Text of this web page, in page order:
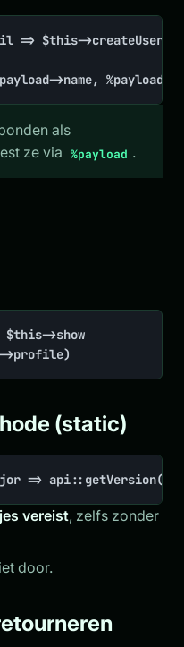
=> $this->createUser
>name, %payload-
als
ze via %payload .
>show
>profile)
(static)
=>
vereist, zelfs zonder
door.